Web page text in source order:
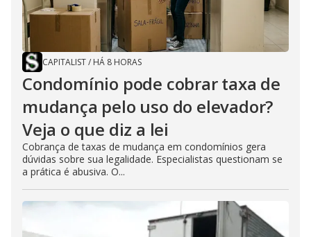
CAPITALIST/ HÁ 8 HORAS
Condomínio pode cobrar taxa de
mudança pelo uso do elevador?
Veja o que diz a lei
Cobrança de taxas de mudança em condomínios gera
dúvidas sobre sua legalidade. Especialistas questionam se
a prática é abusiva. O...